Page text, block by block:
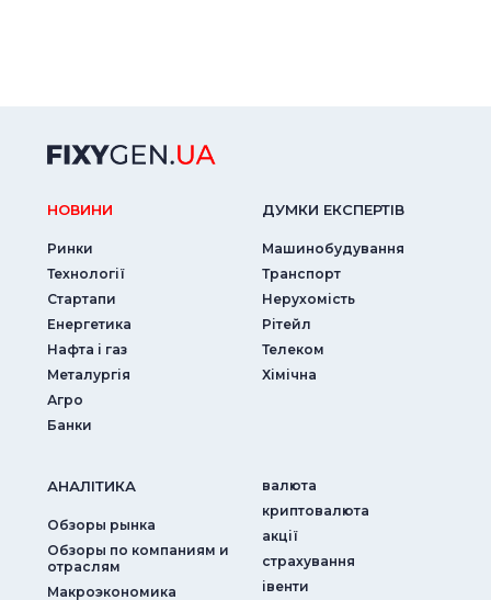
НОВИНИ
Ринки
Технології
Стартапи
Енергетика
Нафта і газ
Металургія
Агро
Банки
ДУМКИ ЕКСПЕРТIВ
Машинобудування
Транспорт
Нерухомість
Рітейл
Телеком
Хімічна
АНАЛIТИКА
Обзоры рынка
Обзоры по компаниям и
отраслям
Макроэкономика
валюта
криптовалюта
акції
страхування
iвенти